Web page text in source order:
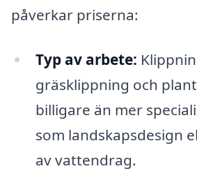
påverkar priserna:
Typ av arbete:
gräsklippning och
billigare än mer
som landskapsdesign
av vattendrag.